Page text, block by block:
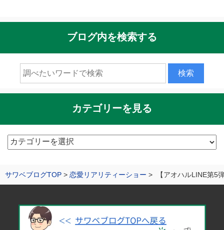
サワベブログTOP 恋愛リアリティーショー 【アオハルLINE第5
ブログ内を検索する
カテゴリーを見る
カ
リ